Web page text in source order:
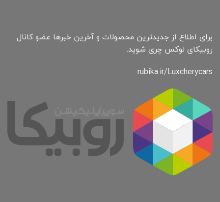
برای اطلاع از جدیدترین محصولات و آخرین خبرها عضو کانال
روبیکای لوکس چری شوید.
rubika.ir/Luxcherycars